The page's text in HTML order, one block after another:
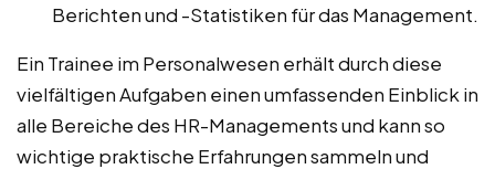
Berichten und -Statistiken für das Management.
Ein Trainee im Personalwesen erhält durch diese
vielfältigen Aufgaben einen umfassenden Einblick in
alle Bereiche des HR-Managements und kann so
wichtige praktische Erfahrungen sammeln und